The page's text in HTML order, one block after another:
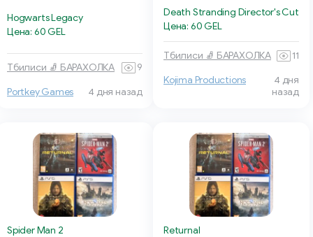
Hogwarts Legacy
Цена: 60 GEL
Тбилиси 🧦 БАРАХОЛКА 9
Portkey Games 4 дня назад
Death Stranding Director's Cut
Цена: 60 GEL
Тбилиси 🧦 БАРАХОЛКА 11
Kojima Productions
4 дня
назад
Spider Man 2
Returnal